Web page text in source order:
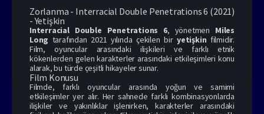
Zorlanma - Interracial Double Penetrations 6 (2021)
- Yetişkin
Interracial Double Penetrations 6, yönetmen Miles
Long tarafından 2021 yılında çekilen bir yetişkin filmidir.
Film, oyuncular arasındaki ilişkileri ve farklı etnik
kökenlerden gelen karakterler arasındaki etkileşimleri konu
alarak, bu türde çeşitli hikayeler sunar.
Film Konusu
Filmde, farklı oyuncular arasında yoğun ve samimi
etkileşimler yer alır. Her sahnede farklı kombinasyonlarda
ilişkiler ve yakınlıklar işlenirken, karakterler arasındaki